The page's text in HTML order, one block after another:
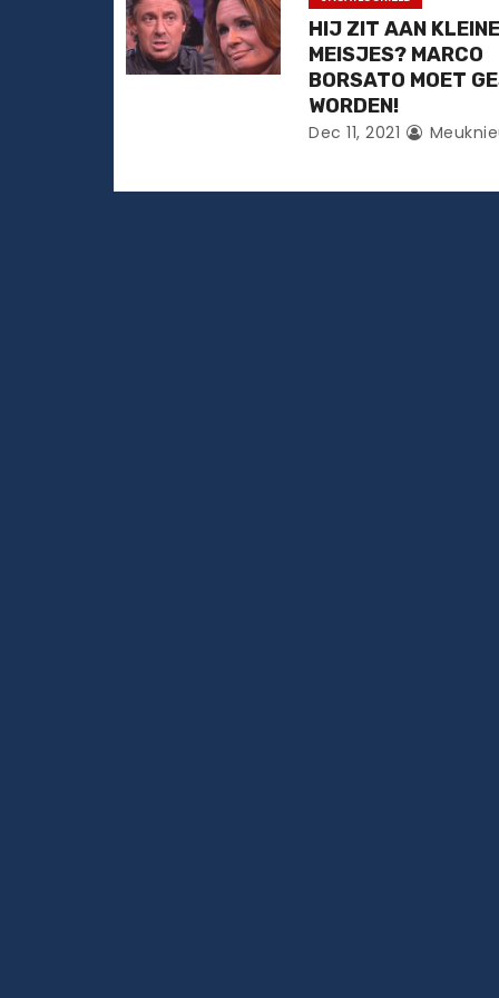
i
e
HIJ ZIT AAN KLEINE
MEISJES? MARCO
BORSATO MOET
WORDEN!
Dec 11, 2021